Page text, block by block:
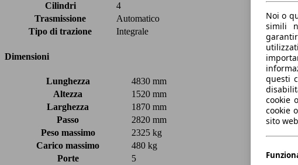
Cilindri
4
Trasmissione
Automatico
Tipo di trazione
Integrale
Dimensioni
Lunghezza
4830 mm
Altezza
1520 mm
Larghezza
1870 mm
Passo
2820 mm
Peso massimo
2325 kg
Carico massimo
480 kg
Porte
5
Noi o
simili
questi
cookie
cookie
sito